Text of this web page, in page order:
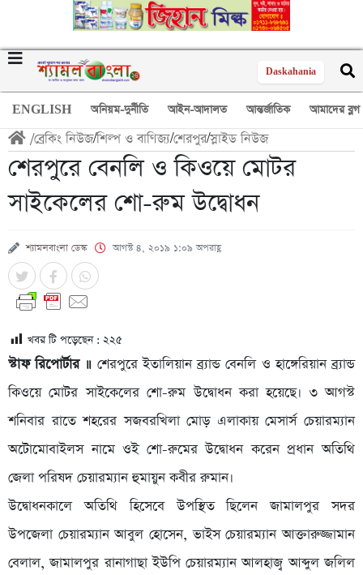
Daskahania
ENGLISH অনিয়ম-দুর্নীতি আইন-আদালত আন্তর্জাতিক আমাদের ব্লগ
/ব্রেকিং নিউজ/শিল্প ও বাণিজ্য/শেরপুর/স্লাইড নিউজ
শেরপুরে বেনলি ও কিওয়ে মোটর
সাইকেলের শো-রুম উদ্বোধন
শ্যামলবাংলা ডেস্ক আগস্ট ৪, ২০১৯ ১:০৯ অপরাহ্ণ
খবর টি পড়েছেন : ২২৫
স্টাফ রিপোর্টার ॥ শেরপুরে ইতালিয়ান ব্র্যান্ড বেনলি ও হাঙ্গেরিয়ান ব্র্যান্ড
কিওয়ে মোটর সাইকেলের শো-রুম উদ্বোধন করা হয়েছে। ৩ আগস্ট
শনিবার রাতে শহরের সজবরখিলা মোড় এলাকায় মেসার্স চেয়ারম্যান
অটোমোবাইলস নামে ওই শো-রুমের উদ্বোধন করেন প্রধান অতিথি
জেলা পরিষদ চেয়ারম্যান হুমায়ুন কবীর রুমান।
উদ্বোধনকালে অতিথি হিসেবে উপস্থিত ছিলেন জামালপুর সদর
উপজেলা চেয়ারম্যান আবুল হোসেন, ভাইস চেয়ারম্যান আক্তারুজ্জামান
বেলাল, জামালপুর রানাগাছা ইউপি চেয়ারম্যান আলহাজ্ব আব্দুল জলিল